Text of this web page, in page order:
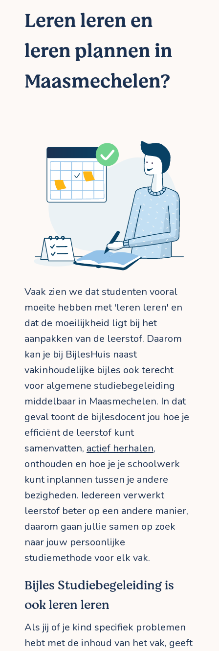
Leren leren en
leren plannen in
Maasmechelen?
Vaak zien we dat studenten vooral
moeite hebben met 'leren leren' en
dat de moeilijkheid ligt bij het
aanpakken van de leerstof. Daarom
kan je bij BijlesHuis naast
vakinhoudelijke bijles ook terecht
voor algemene studiebegeleiding
middelbaar in Maasmechelen. In dat
geval toont de bijlesdocent jou hoe je
efficiënt de leerstof kunt
samenvatten, actief herhalen,
onthouden en hoe je je schoolwerk
kunt inplannen tussen je andere
bezigheden. Iedereen verwerkt
leerstof beter op een andere manier,
daarom gaan jullie samen op zoek
naar jouw persoonlijke
studiemethode voor elk vak.
Bijles Studiebegeleiding is
ook leren leren
Als jij of je kind specifiek problemen
hebt met de inhoud van het vak, geeft